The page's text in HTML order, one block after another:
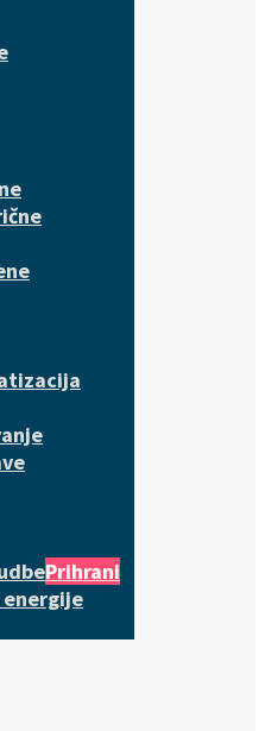
Prihrani